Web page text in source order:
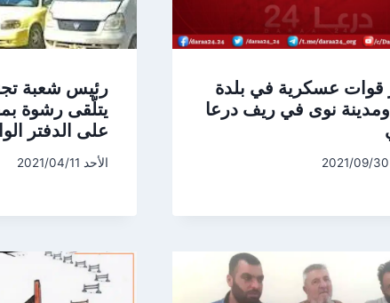
قوات عسكرية في بلدة
نوى في ريف درعا
رئيس شعبة
على الدفتر
الأحد 2021/04/11